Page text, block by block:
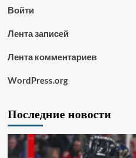
Войти
Лента записей
Лента комментариев
WordPress.org
Последние новости